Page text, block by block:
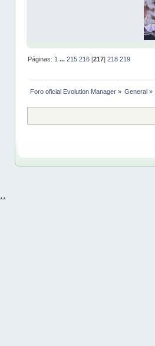
Páginas: 1 ... 215 216[217] 218 219
Foro oficial Evolution Manager» General »
**